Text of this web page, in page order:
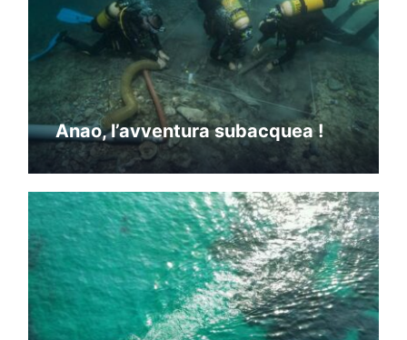
Anao, l’avventura subacquea !